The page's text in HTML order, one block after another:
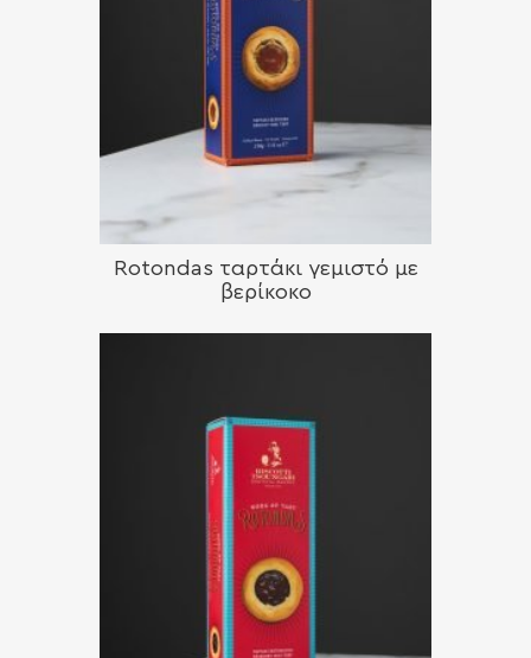
Rotondas ταρτάκι γεμιστό με
βερίκοκο